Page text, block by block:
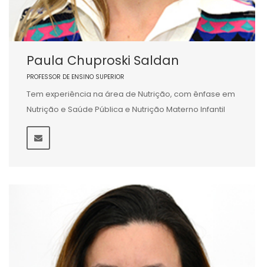
Paula Chuproski Saldan
PROFESSOR DE ENSINO SUPERIOR
Tem experiência na área de Nutrição, com ênfase em
Nutrição e Saúde Pública e Nutrição Materno Infantil